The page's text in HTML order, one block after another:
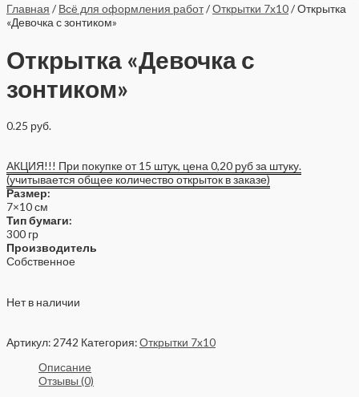
Главная / Всё для оформления работ/Открытки 7x10/ Открытка
«Девочка с зонтиком»
Открытка «Девочка с
зонтиком»
0.25 руб.
АКЦИЯ!!! При покупке от 15 штук, цена 0,20 руб за штуку.
(учитывается общее количество открыток в заказе)
Размер:
7×10 см
Тип бумаги:
300 гр
Производитель
Собственное
Нет в наличии
Артикул: 2742 Категория:Открытки 7x10
Описание
Отзывы (0)